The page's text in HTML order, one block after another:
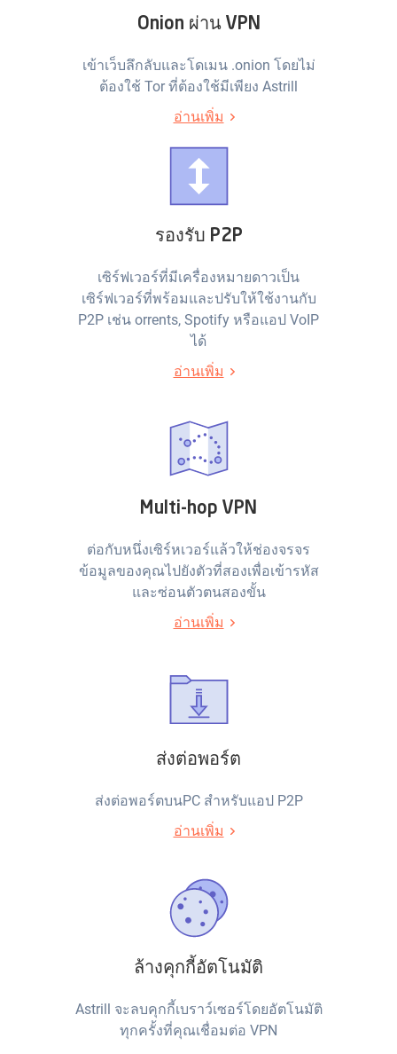
Onion ผ่าน VPN
เข้าเว็บลึกลับและโดเมน .onion โดยไม่
ต้องใช้ Tor ที่ต้องใช้มีเพียง Astrill
อ่านเพิ่ม
รองรับ P2P
เซิร์ฟเวอร์ที่มีเครื่องหมายดาวเป็น
เซิร์ฟเวอร์ที่พร้อมและปรับให้ใช้งานกับ
P2P เช่น orrents, Spotify หรือแอป VoIP
ได้
อ่านเพิ่ม
Multi-hop VPN
ต่อกับหนึ่งเซิร์หเวอร์แล้วให้ช่องจรจร
ข้อมูลของคุณไปยังตัวที่สองเพื่อเข้ารหัส
และซ่อนตัวตนสองขั้น
อ่านเพิ่ม
ส่งต่อพอร์ต
ส่งต่อพอร์ตบนPC สำหรับแอป P2P
อ่านเพิ่ม
ล้างคุกกี้อัตโนมัติ
Astrill จะลบคุกกี้เบราว์เซอร์โดยอัตโนมัติ
ทุกครั้งที่คุณเชื่อมต่อ VPN